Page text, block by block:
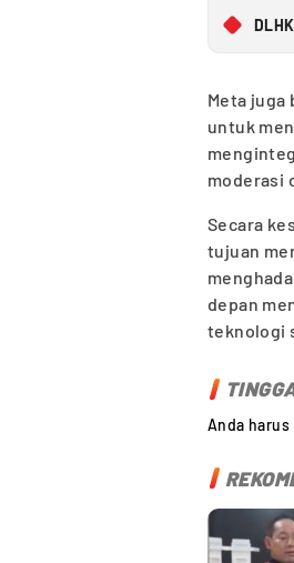
Meta juga
untuk
moderasi
Secara
tujuan
depan
teknologi
Anda harus